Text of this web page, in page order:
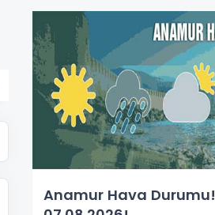
Anamur Hava Durumu!